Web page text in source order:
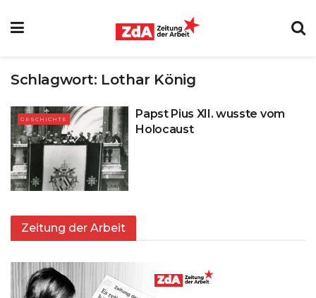
Schlagwort: Lothar König
GESCHICHTE
Papst Pius XII. wusste vom
Holocaust
Zeitung der Arbeit